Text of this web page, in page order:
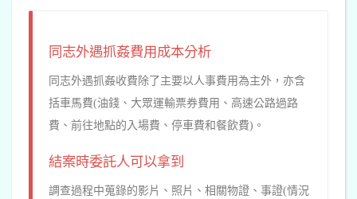
同志外遇抓姦費用成本分析
同志外遇抓姦收費除了主要以人事費用為主外，亦含
括車馬費(油錢、大眾運輸票券費用、高速公路過路
費、前往地點的入場費、停車費和餐飲費)。
結案時委託人可以拿到
調查過程中蒐錄的影片、照片、相關物證、事證(情況